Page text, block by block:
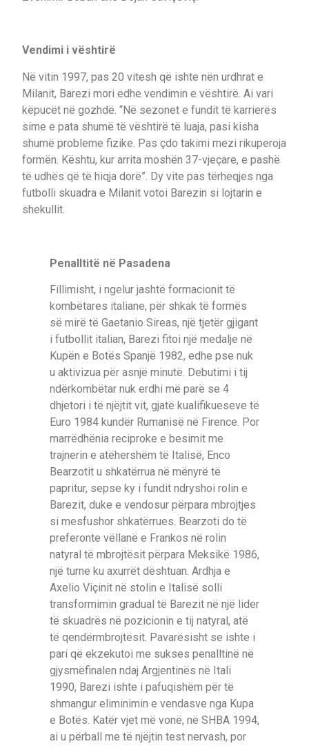
Vendimi i vështirë
Në vitin 1997, pas 20 vitesh që ishte nën urdhrat e
Milanit, Barezi mori edhe vendimin e vështirë. Ai vari
këpucët në gozhdë. “Në sezonet e fundit të karrierës
sime e pata shumë të vështirë të luaja, pasi kisha
shumë probleme fizike. Pas çdo takimi mezi rikuperoja
formën. Kështu, kur arrita moshën 37-vjeçare, e pashë
të udhës që të hiqja dorë”. Dy vite pas tërheqjes nga
futbolli skuadra e Milanit votoi Barezin si lojtarin e
shekullit.
Penalltitë në Pasadena
Fillimisht, i ngelur jashtë formacionit të
kombëtares italiane, për shkak të formës
së mirë të Gaetanio Sireas, një tjetër gjigant
i futbollit italian, Barezi fitoi një medalje në
Kupën e Botës Spanjë 1982, edhe pse nuk
u aktivizua për asnjë minutë. Debutimi i tij
ndërkombëtar nuk erdhi më parë se 4
dhjetori i të njëjtit vit, gjatë kualifikueseve të
Euro 1984 kundër Rumanisë në Firence. Por
marrëdhënia reciproke e besimit me
trajnerin e atëhershëm të Italisë, Enco
Bearzotit u shkatërrua në mënyrë të
papritur, sepse ky i fundit ndryshoi rolin e
Barezit, duke e vendosur përpara mbrojtjes
si mesfushor shkatërrues. Bearzoti do të
preferonte vëllanë e Frankos në rolin
natyral të mbrojtësit përpara Meksikë 1986,
një turne ku axurrët dështuan. Ardhja e
Axelio Viçinit në stolin e Italisë solli
transformimin gradual të Barezit në një lider
të skuadrës në pozicionin e tij natyral, atë
të qendërmbrojtësit. Pavarësisht se ishte i
pari që ekzekutoi me sukses penalltinë në
gjysmëfinalen ndaj Argjentinës në Itali
1990, Barezi ishte i pafuqishëm për të
shmangur eliminimin e vendasve nga Kupa
e Botës. Katër vjet më vonë, në SHBA 1994,
ai u përball me të njëjtin test nervash, por